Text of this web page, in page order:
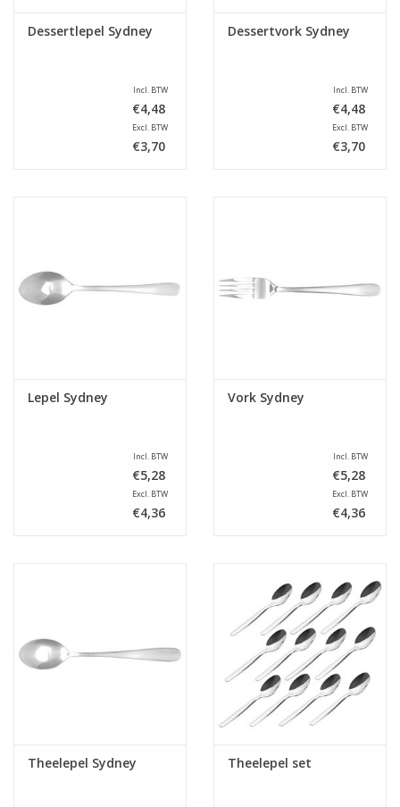
Dessertlepel Sydney
Incl. BTW
€4,48
Excl. BTW
€3,70
Dessertvork Sydney
Incl. BTW
€4,48
Excl. BTW
€3,70
Lepel Sydney
Incl. BTW
€5,28
Excl. BTW
€4,36
Vork Sydney
Incl. BTW
€5,28
Excl. BTW
€4,36
Theelepel Sydney Theelepel set